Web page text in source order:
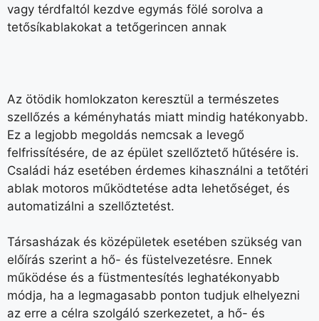
vagy térdfaltól kezdve egymás fölé sorolva a
tetősíkablakokat a tetőgerincen annak
Az ötödik homlokzaton keresztül a természetes
szellőzés a kéményhatás miatt mindig hatékonyabb.
Ez a legjobb megoldás nemcsak a levegő
felfrissítésére, de az épület szellőztető hűtésére is.
Családi ház esetében érdemes kihasználni a tetőtéri
ablak motoros működtetése adta lehetőséget, és
automatizálni a szellőztetést.
Társasházak és középületek esetében szükség van
előírás szerint a hő- és füstelvezetésre. Ennek
működése és a füstmentesítés leghatékonyabb
módja, ha a legmagasabb ponton tudjuk elhelyezni
az erre a célra szolgáló szerkezetet, a hő- és